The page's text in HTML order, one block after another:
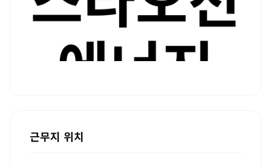
근무지 위치